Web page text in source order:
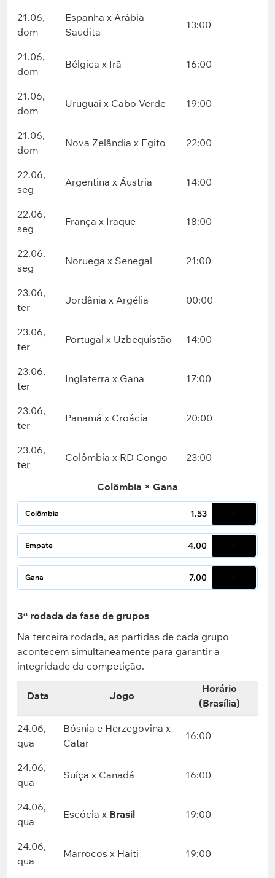
21.06,
dom
Espanha x Arábia
Saudita
13:00
21.06,
dom
Bélgica x Irã 16:00
21.06,
dom
Uruguai x Cabo Verde 19:00
21.06,
dom
Nova Zelândia x Egito 22:00
22.06,
seg
Argentina x Áustria 14:00
22.06,
seg
França x Iraque 18:00
22.06,
seg
Noruega x Senegal 21:00
23.06,
ter
Jordânia x Argélia 00:00
23.06,
ter
Portugal x Uzbequistão 14:00
23.06,
ter
Inglaterra x Gana 17:00
23.06,
ter
Panamá x Croácia 20:00
23.06,
ter
Colômbia x RD Congo 23:00
Colômbia × Gana
Colômbia 1.53
Empate 4.00
Gana 7.00
3ª rodada da fase de grupos
Na terceira rodada, as partidas de cada grupo
acontecem simultaneamente para garantir a
integridade da competição.
Data Jogo
Horário
(Brasília)
24.06,
qua
Bósnia e Herzegovina x
Catar
16:00
24.06,
qua
Suíça x Canadá 16:00
24.06,
qua
Escócia x Brasil 19:00
24.06,
qua
Marrocos x Haiti 19:00